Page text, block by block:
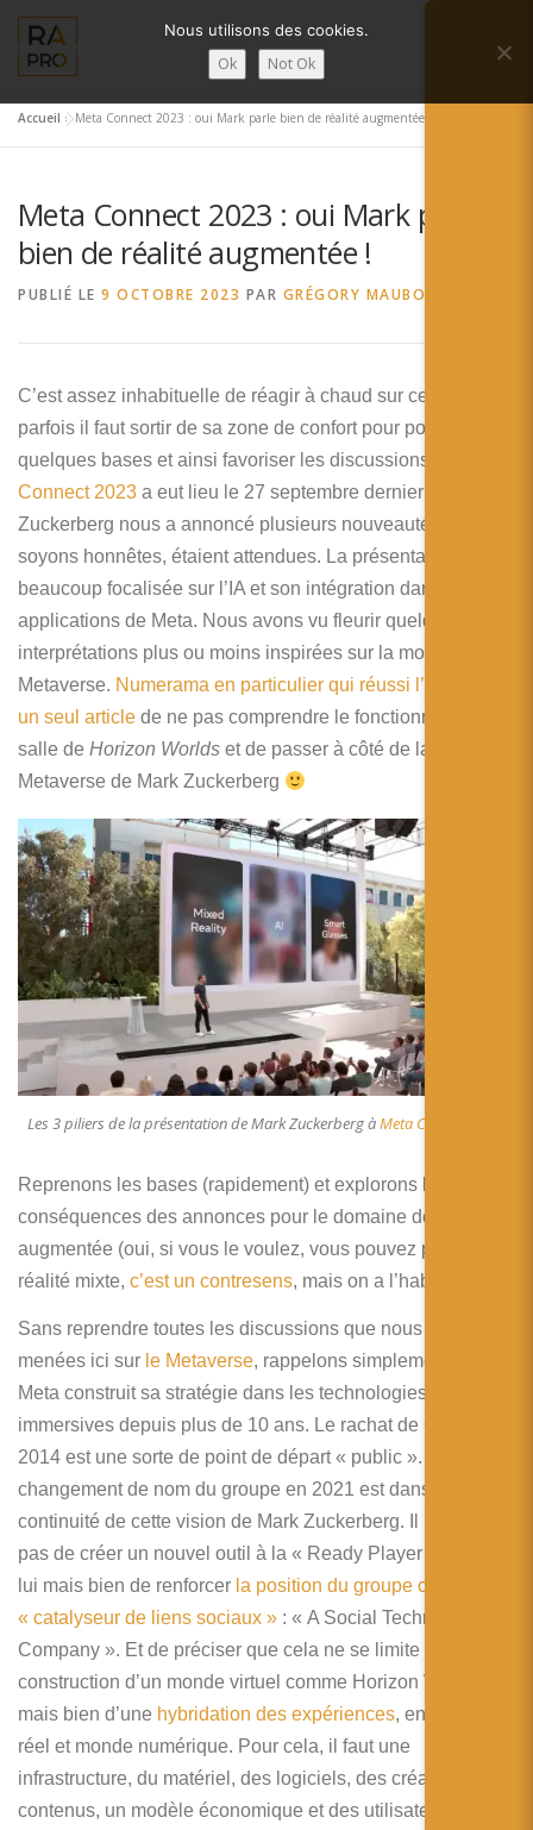
contenu
Menu
SERVICES RA’PRO ACTUALITÉ DE LA RA
English
Français
Deutsch
简体中文
日本語
Accueil »Meta Connect 2023 : oui Mark parle bien de réalité augmentée !
Meta Connect 2023 : oui Mark parle
bien de réalité augmentée !
PUBLIÉ LE 9 OCTOBRE 2023 PAR GRÉGORY MAUBON
C’est assez inhabituelle de réagir à chaud sur ce site, mais
parfois il faut sortir de sa zone de confort pour poser
quelques bases et ainsi favoriser les discussions. La
Connect 2023 a eut lieu le 27 septembre dernier et Mark
Zuckerberg nous a annoncé plusieurs nouveautés qui,
soyons honnêtes, étaient attendues. La présentation s’est
beaucoup focalisée sur l’IA et son intégration dans les
applications de Meta. Nous avons vu fleurir quelques
interprétations plus ou moins inspirées sur la mort du
Metaverse. Numerama en particulier qui réussi l’exploit en
un seul article de ne pas comprendre le fonctionnement en
salle de Horizon Worlds et de passer à côté de la vision du
Metaverse de Mark Zuckerberg
Les 3 piliers de la présentation de Mark Zuckerberg àMeta Connect 2023
Reprenons les bases (rapidement) et explorons les
conséquences des annonces pour le domaine de la réalité
augmentée (oui, si vous le voulez, vous pouvez parler de
réalité mixte, c’est un contresens, mais on a l’habitude).
Sans reprendre toutes les discussions que nous avons
menées ici sur le Metaverse, rappelons simplement que
Meta construit sa stratégie dans les technologies
immersives depuis plus de 10 ans. Le rachat de Oculus en
2014 est une sorte de point de départ « public ». Le
changement de nom du groupe en 2021 est dans la
continuité de cette vision de Mark Zuckerberg. Il ne s’agit
pas de créer un nouvel outil à la « Ready Player On » pour
lui mais bien de renforcer la position du groupe comme
« catalyseur de liens sociaux » : « A Social Technology
Company ». Et de préciser que cela ne se limite pas à la
construction d’un monde virtuel comme Horizon Worlds
mais bien d’une hybridation des expériences, entre monde
réel et monde numérique. Pour cela, il faut une
infrastructure, du matériel, des logiciels, des créateurs de
contenus, un modèle économique et des utilisateurs. Meta
Nous utilisons des cookies.
Ok Not Ok